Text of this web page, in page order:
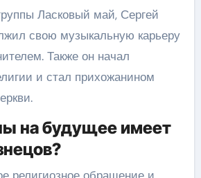
Ласковый май, Сергей
свою музыкальную карьеру
Также он начал
и стал прихожанином
на будущее имеет
религиозное обращение и